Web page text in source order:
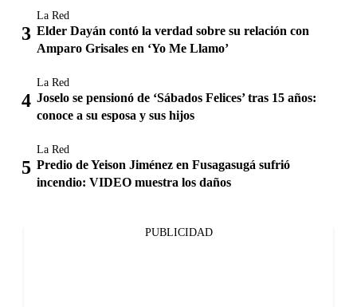
La Red
Elder Dayán contó la verdad sobre su relación con
Amparo Grisales en ‘Yo Me Llamo’
La Red
Joselo se pensionó de ‘Sábados Felices’ tras 15 años:
conoce a su esposa y sus hijos
La Red
Predio de Yeison Jiménez en Fusagasugá sufrió
incendio: VIDEO muestra los daños
PUBLICIDAD